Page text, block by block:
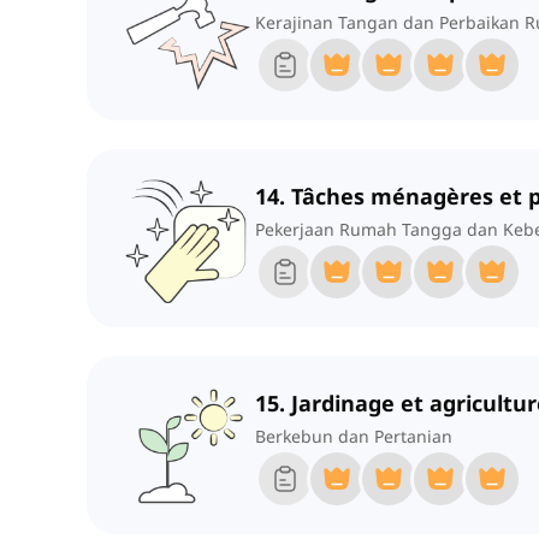
Kerajinan Tangan dan Perbaikan
14. Tâches ménagères et
Pekerjaan Rumah Tangga dan
15. Jardinage et
Berkebun dan Pertanian